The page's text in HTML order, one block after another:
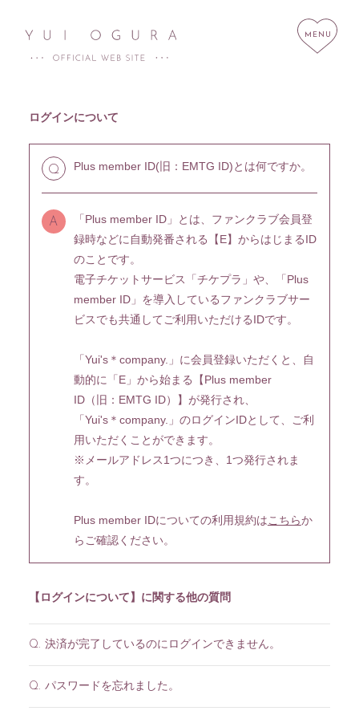
HOME NEWS
DISCOGRAPHY
STORE
MOVIE
社長」
YUI'S BLOG
SHANAIHOU
MAIL&BIRTHDAY
MAIL
ログインについて
Q Plus member ID(旧：EMTG ID)とは何ですか。
A
「Plus member ID」とは、ファンクラブ会員登
録時などに自動発番される【E】からはじまるID
のことです。
電子チケットサービス「 チケプラ 」や、「Plus
member ID」を導入しているファンクラブサー
ビスでも共通してご利用いただけるIDです。
「Yui's＊company.」に会員登録いただくと、自
動的に「E」から始まる【Plus member
ID（旧：EMTG ID）】が発行され、
「Yui's＊company.」のログインIDとして、ご利
用いただくことができます。
※メールアドレス1つにつき、1つ発行されま
す。
Plus member IDについての利用規約はこちらか
らご確認ください。
【ログインについて】に関する他の質問
Q. 決済が完了しているのにログインできません。
Q. パスワードを忘れました。